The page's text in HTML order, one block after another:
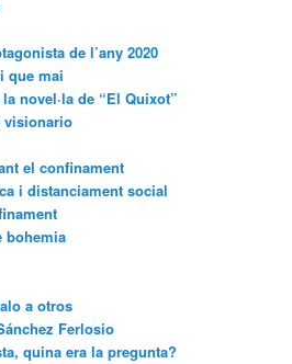
de l’any 2020
que mai
novel·la de “El Quixot”
visionario
el confinament
i distanciament social
bohemia
a otros
Ferlosio
quina era la pregunta?